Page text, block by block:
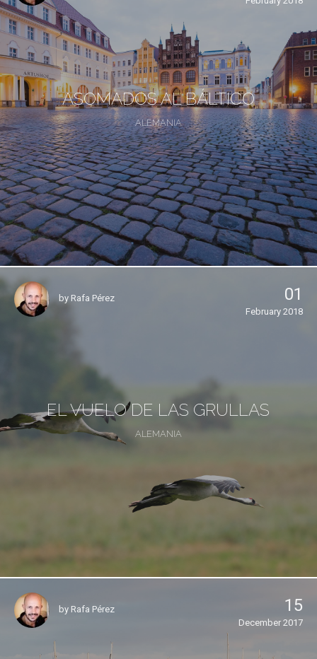
ASOMADOS AL BÁLTICO
ALEMANIA
by Rafa Pérez 01
February 2018
EL VUELO DE LAS GRULLAS
ALEMANIA
by Rafa Pérez 15
December 2017